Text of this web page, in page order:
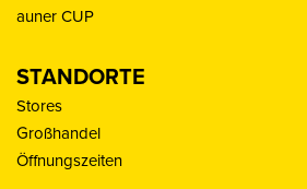
auner CUP
STANDORTE
Stores
Großhandel
Öffnungszeiten